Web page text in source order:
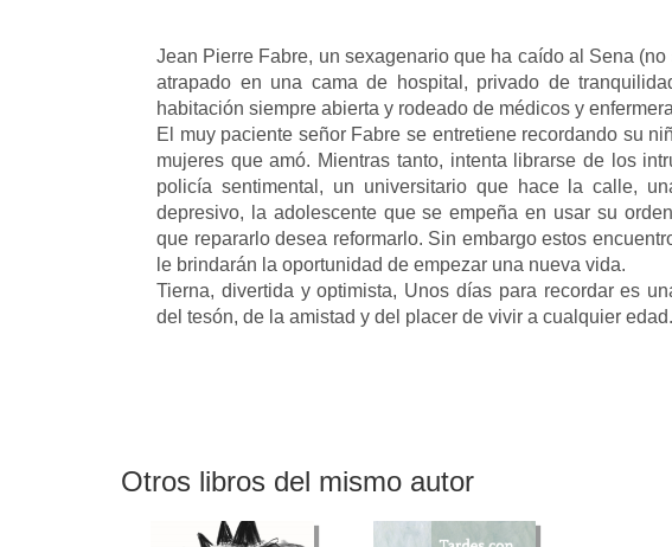
Jean Pierre Fabre, un sexagenario que ha caído al Sena
atrapado en una cama de hospital, privado de
habitación siempre abierta y rodeado de médicos y
El muy paciente señor Fabre se entretiene recordando su
mujeres que amó. Mientras tanto, intenta librarse de los
policía sentimental, un universitario que hace la calle,
depresivo, la adolescente que se empeña en usar su
que repararlo desea reformarlo. Sin embargo estos
le brindarán la oportunidad de empezar una nueva vida.
Tierna, divertida y optimista, Unos días para recordar es
del tesón, de la amistad y del placer de vivir a cualquier edad.
Otros libros del mismo autor